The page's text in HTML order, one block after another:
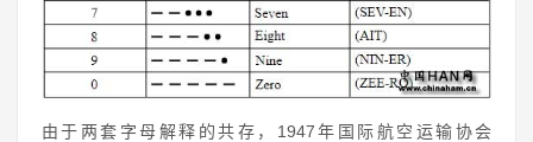
由于两套字母解释的共存，1947年国际航空运输协会